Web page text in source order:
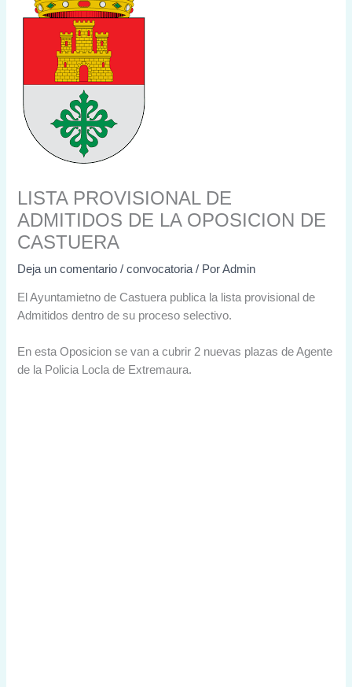
LISTA PROVISIONAL DE
ADMITIDOS DE LA OPOSICION DE
CASTUERA
Deja un comentario /convocatoria / PorAdmin
El Ayuntamietno de Castuera publica la lista provisional de
Admitidos dentro de su proceso selectivo.
En esta Oposicion se van a cubrir 2 nuevas plazas de Agente
de la Policia Locla de Extremaura.